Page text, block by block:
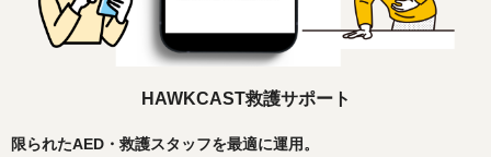
HAWKCAST救護サポート
限られたAED・救護スタッフを最適に運用。